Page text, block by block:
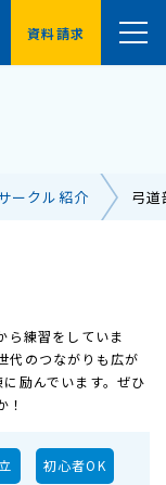
資料請求
護者の方へ
ークル紹介 弓道
ら練習をしていま
代のつながりも広が
励んでいます。ぜひ
！
初心者OK